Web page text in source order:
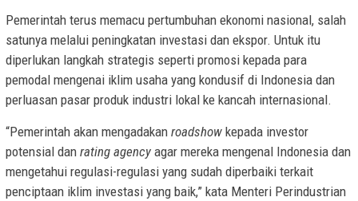
Pemerintah terus memacu pertumbuhan ekonomi nasional, salah
satunya melalui peningkatan investasi dan ekspor. Untuk itu
diperlukan langkah strategis seperti promosi kepada para
pemodal mengenai iklim usaha yang kondusif di Indonesia dan
perluasan pasar produk industri lokal ke kancah internasional.
“Pemerintah akan mengadakan roadshow kepada investor
potensial dan rating agency agar mereka mengenal Indonesia dan
mengetahui regulasi-regulasi yang sudah diperbaiki terkait
penciptaan iklim investasi yang baik,” kata Menteri Perindustrian